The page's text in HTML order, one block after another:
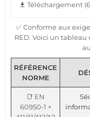
file_download Téléchargement
✅ Conforme aux
RED. Voici un
RÉFÉRENCE
NORME
📑 EN
60950-1 +